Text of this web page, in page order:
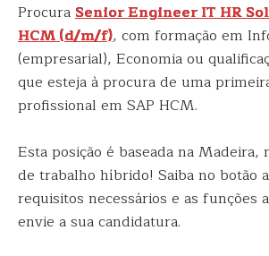
ProcuraSenior Engineer IT HR
HCM (d/​m/​f), com formação em
(empresarial), Economia ou
que esteja à procura de uma
profissional em SAP HCM.
Esta posição é baseada na Madeira,
de trabalho híbrido! Saiba no botão
requisitos necessários e as funções
envie a sua candidatura.